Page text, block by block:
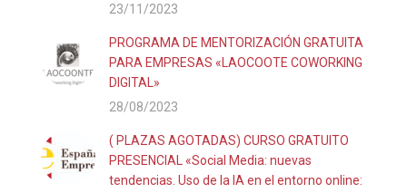
23/11/2023
PROGRAMA DE MENTORIZACIÓN GRATUITA
PARA EMPRESAS «LAOCOOTE COWORKING
DIGITAL»
28/08/2023
( PLAZAS AGOTADAS) CURSO GRATUITO
PRESENCIAL «Social Media: nuevas
tendencias. Uso de la IA en el entorno online: